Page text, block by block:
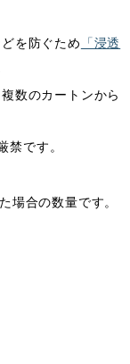
を防ぐため
「浸透
数のカートンから
禁です。
場合の数量です。